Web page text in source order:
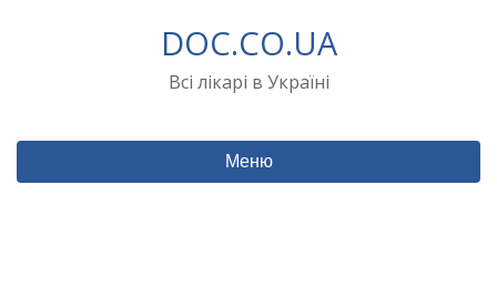
DOC.CO.UA
Всі лікарі в Україні
Меню